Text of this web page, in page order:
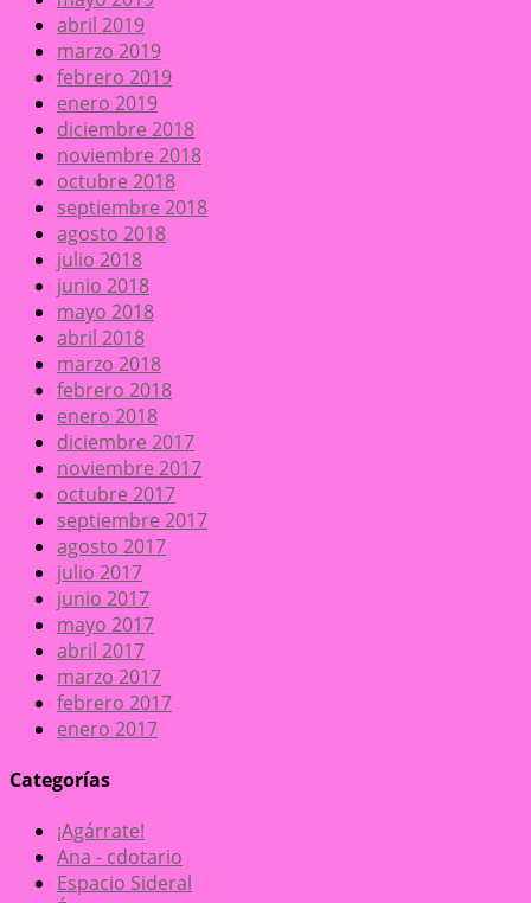
abril 2019
marzo 2019
febrero 2019
enero 2019
diciembre 2018
noviembre 2018
octubre 2018
septiembre 2018
agosto 2018
julio 2018
junio 2018
mayo 2018
abril 2018
marzo 2018
febrero 2018
enero 2018
diciembre 2017
noviembre 2017
octubre 2017
septiembre 2017
agosto 2017
julio 2017
junio 2017
mayo 2017
abril 2017
marzo 2017
febrero 2017
enero 2017
Categorías
¡Agárrate!
Ana - cdotario
Espacio Sideral